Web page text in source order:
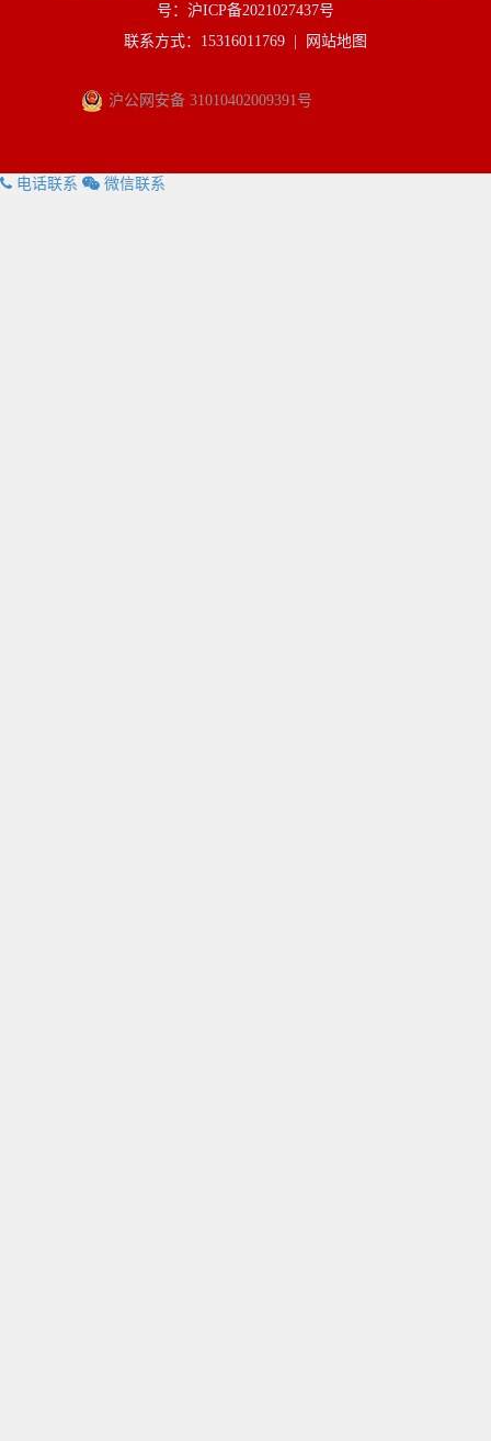
号：沪ICP备2021027437号
联系方式：15316011769 |
网站地图
沪公网安备 31010402009391号
电话联系 微信联系